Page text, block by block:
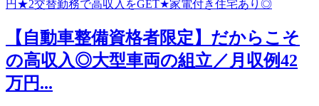
【自動車整備資格者限定】だからこそ
の高収入◎大型車両の組立／月収例42
万円...